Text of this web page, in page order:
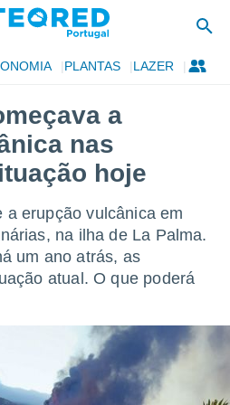
PLANTAS LAZER
a
nas
hoje
a erupção vulcânica em
na ilha de La Palma.
um ano atrás, as
atual. O que poderá